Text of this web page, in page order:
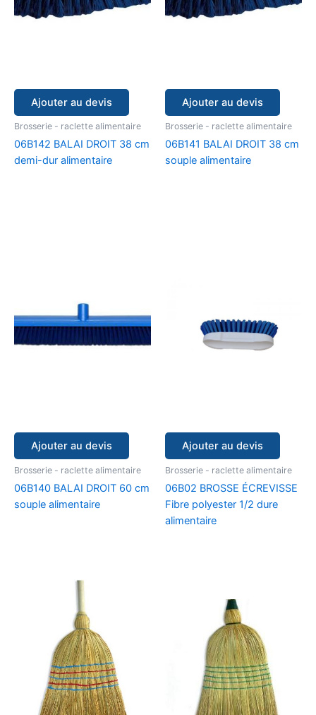
Ajouter au devis
Brosserie - raclette alimentaire
06B142 BALAI DROIT 38 cm
demi-dur alimentaire
Ajouter au devis
Brosserie - raclette alimentaire
06B141 BALAI DROIT 38 cm
souple alimentaire
Ajouter au devis
Brosserie - raclette alimentaire
06B140 BALAI DROIT 60 cm
souple alimentaire
Ajouter au devis
Brosserie - raclette alimentaire
06B02 BROSSE ÉCREVISSE
Fibre polyester 1/2 dure
alimentaire